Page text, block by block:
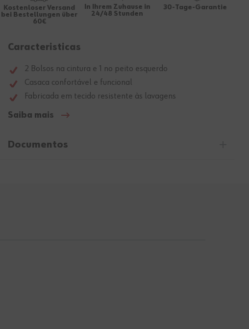
Kostenloser Versand
bei Bestellungen über
60€
In Ihrem Zuhause in
24/48 Stunden
30-Tage-Garantie
Caracteristicas
2 Bolsos na cintura e 1 no peito esquerdo
Casaca confortável e funcional
Fabricada em tecido resistente às lavagens
Saiba mais
Documentos